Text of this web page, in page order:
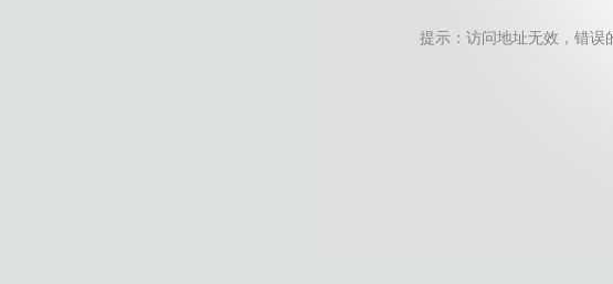
提示：访问地址无效，错误